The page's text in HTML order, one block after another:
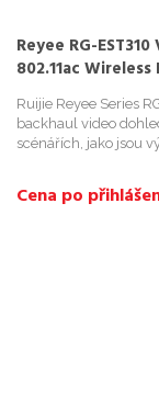
Reyee RG-
802.11ac
Ruijie Reyee Series
backhaul video
scénářích, jako jsou
Cena po